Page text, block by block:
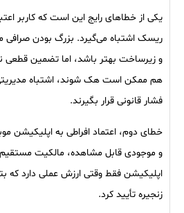
یکی از خطاهای رایج این است که کاربر
ریسک اشتباه می‌گیرد. بزرگ بودن صرافی
و زیرساخت بهتر باشد، اما تضمین
هم ممکن است هک شوند، اشتباه
فشار قانونی قرار بگیرند.
خطای دوم، اعتماد افراطی به اپلیکیشن
و موجودی قابل مشاهده، مالکیت
اپلیکیشن فقط وقتی ارزش عملی دارد که
زنجیره تأیید کرد.